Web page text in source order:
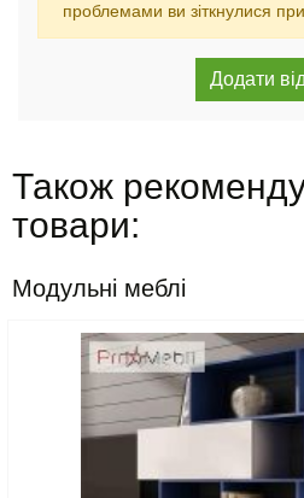
проблемами ви зіткнулися
Також
товари:
Модульні меблі